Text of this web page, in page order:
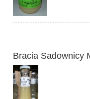
Bracia Sadownicy